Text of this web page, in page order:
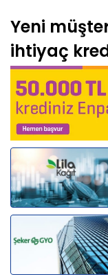
Yeni
ihtiyaç